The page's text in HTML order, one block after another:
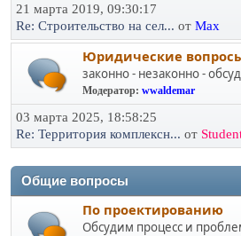
21 марта 2019, 09:30:17
Re: Строительство на сел... от Max
Юридичеcкие
законно - незаконно -
Модератор: wwaldemar
03 марта 2025, 18:58:25
Re: Территория комплексн... от
Общие вопросы
По проектированию
Обсудим процесс и